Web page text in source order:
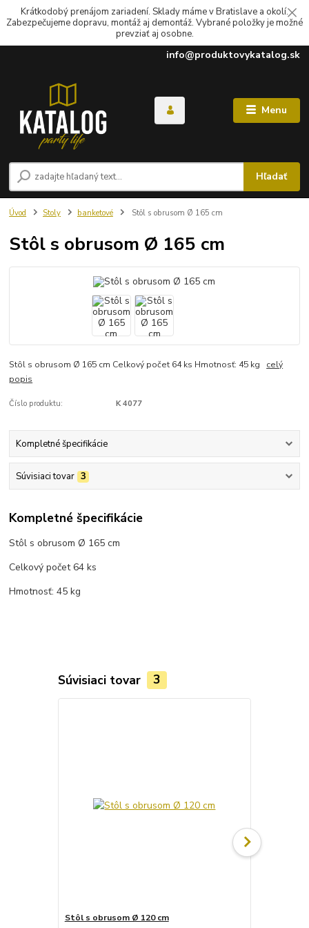
Krátkodobý prenájom zariadení. Sklady máme v Bratislave a okolí.
Zabezpečujeme dopravu, montáž aj demontáž. Vybrané položky je možné
prevziať aj osobne.
Menu
Hľadať
info@produktovykatalog.sk
Úvod Stoly banketové Stôl s obrusom Ø 165 cm
Stôl s obrusom Ø 165 cm
Stôl s obrusom Ø 165 cm Celkový počet 64 ks Hmotnosť: 45 kg celý
popis
Číslo produktu: K 4077
Kompletné špecifikácie
Súvisiaci tovar 3
Kompletné špecifikácie
Stôl s obrusom Ø 165 cm
Celkový počet 64 ks
Hmotnosť: 45 kg
Súvisiaci tovar 3
Stôl s obrusom Ø 120 cm